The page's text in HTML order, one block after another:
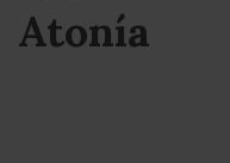
Atonía